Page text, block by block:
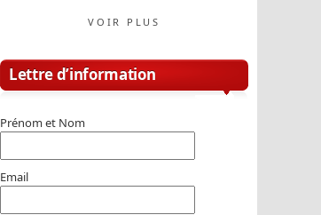
VOIR PLUS
Lettre d’information
Prénom et Nom
Email